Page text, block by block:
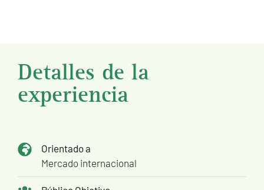
Detalles de la
experiencia
Orientado a
Mercado internacional